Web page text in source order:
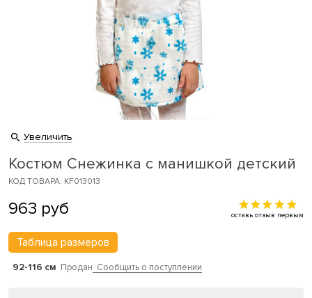
Увеличить
Костюм Снежинка с манишкой детский
КОД ТОВАРА: KF013013
963 руб оставь отзыв первым
Таблица размеров
92-116 см Продан Сообщить о поступлении